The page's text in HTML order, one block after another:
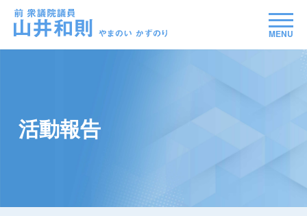
MENU
活動報告